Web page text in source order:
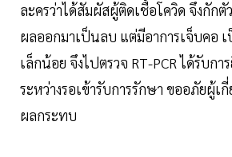
ละครว่าได้สัมผัสผู้ติดเชื้อโควิด จึงกักตั
ผลออกมาเป็นลบ แต่มีอาการเจ็บคอ
เล็กน้อย จึงไปตรวจ RT-PCR ได้รับก
ระหว่างรอเข้ารับการรักษา ขออภัยผู้เ
ผลกระทบ